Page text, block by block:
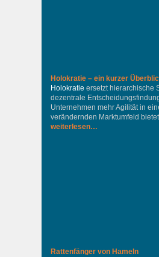
Holokratie – ein kurzer
Holokratie ersetzt hierarchische
dezentrale
Unternehmen mehr Agilität in
verändernden Marktumfeld
weiterlesen…
Rattenfänger von Hameln